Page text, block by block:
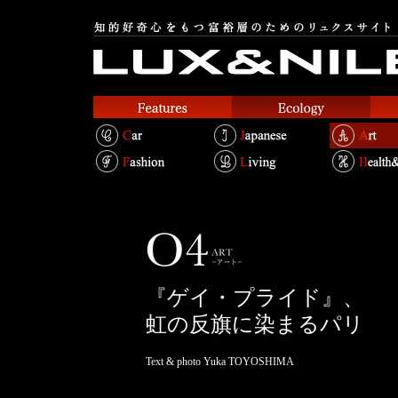
『ゲイ・プライド』、
虹の反旗に染まるパリ
Text & photo Yuka TOYOSHIMA